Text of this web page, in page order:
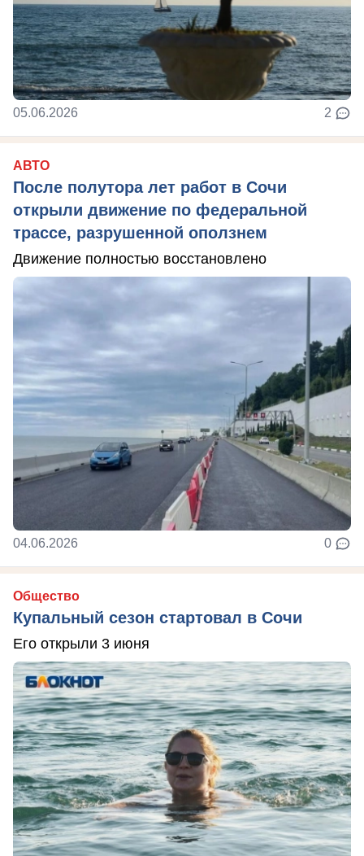
05.06.2026 2
АВТО
После полутора лет работ в Сочи
открыли движение по федеральной
трассе, разрушенной оползнем
Движение полностью восстановлено
04.06.2026 0
Общество
Купальный сезон стартовал в Сочи
Его открыли 3 июня